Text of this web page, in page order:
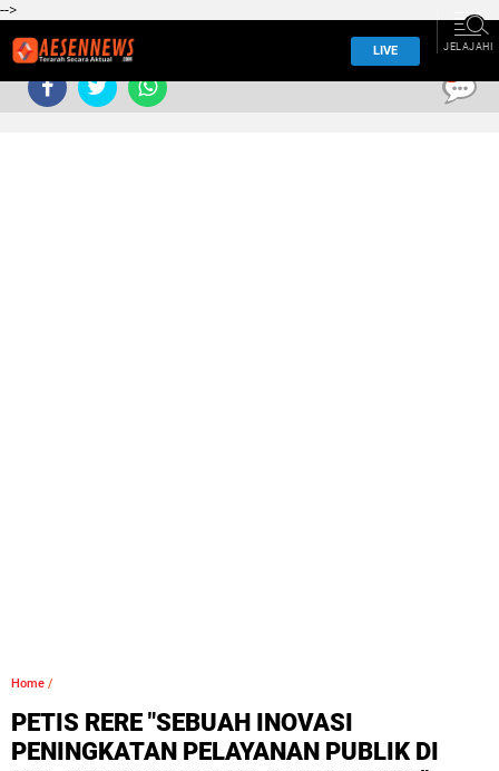
-->
LIVE JELAJAHI
Home /
PETIS RERE "SEBUAH INOVASI
PENINGKATAN PELAYANAN PUBLIK DI